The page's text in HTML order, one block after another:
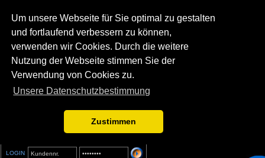
Um unsere Webseite für Sie optimal zu gestalten
und fortlaufend verbessern zu können,
verwenden wir Cookies. Durch die weitere
Nutzung der Webseite stimmen Sie der
Verwendung von Cookies zu.
Unsere Datenschutzbestimmung
Zustimmen
LOGIN